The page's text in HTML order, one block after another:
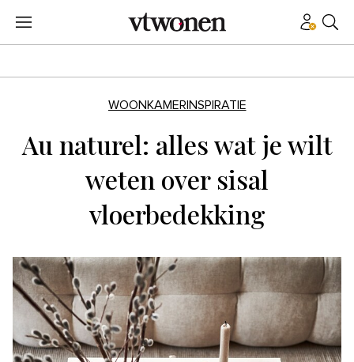
WOONKAMERINSPIRATIE
Au naturel: alles wat je wilt
weten over sisal
vloerbedekking